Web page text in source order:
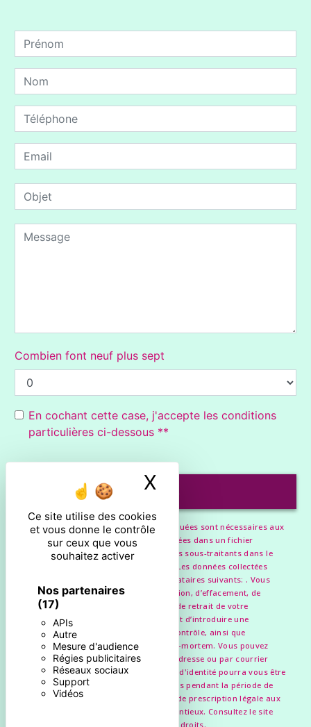
Ce site utilise des cookies
et vous donne le contrôle
sur ceux que vous
souhaitez activer
Nos partenaires
(17)
APIs
Autre
Mesure d'audience
Régies publicitaires
Réseaux sociaux
Support
Vidéos
X Masquer le
Combien font neuf plus sept
En cochant cette case, j'accepte les conditions
particulières ci-dessous **
ENVOYER
** Les données personnelles communiquées sont nécessaires aux
fins de vous contacter et sont enregistrées dans un fichier
informatisé. Elles sont destinées à et ses sous-traitants dans le
seul but de répondre à votre message. Les données collectées
seront communiquées aux seuls destinataires suivants: . Vous
disposez de droits d’accès, de rectification, d’effacement, de
portabilité, de limitation, d’opposition, de retrait de votre
consentement à tout moment et du droit d’introduire une
réclamation auprès d’une autorité de contrôle, ainsi que
d’organiser le sort de vos données post-mortem. Vous pouvez
exercer ces droits par voie postale à l'adresse ou par courrier
électronique à l'adresse . Un justificatif d'identité pourra vous être
demandé. Nous conservons vos données pendant la période de
prise de contact puis pendant la durée de prescription légale aux
fins probatoires et de gestion des contentieux. Consultez le site
cnil.fr pour plus d’informations sur vos droits.